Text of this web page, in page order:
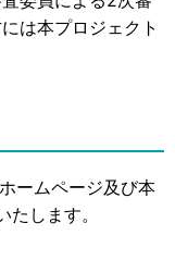
は本プロジェクト
ームページ及び本
します。